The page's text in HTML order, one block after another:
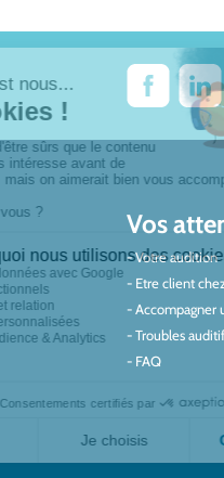
Vos
Votre audition
Etre client
Accompagner
Troubles
FAQ